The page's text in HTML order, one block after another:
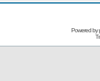
Powered by